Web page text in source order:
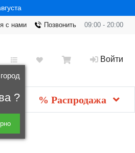
09:00 - 20:00
Позвонить
с нами
?
Войти
% Распродажа